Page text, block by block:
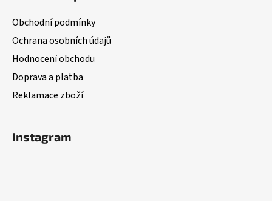
Obchodní podmínky
Ochrana osobních údajů
Hodnocení obchodu
Doprava a platba
Reklamace zboží
Instagram